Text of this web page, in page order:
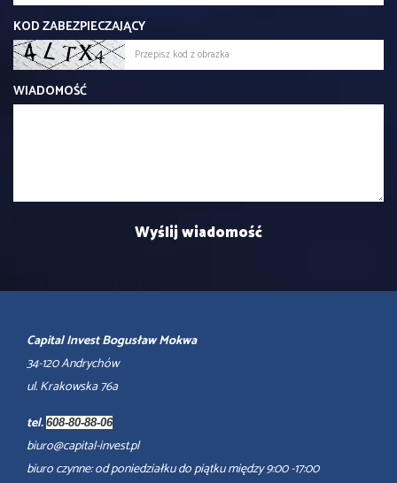
KOD ZABEZPIECZAJĄCY
WIADOMOŚĆ
Capital Invest Bogusław Mokwa
34-120 Andrychów
ul. Krakowska 76a
tel. 608-80-88-06
biuro@capital-invest.pl
biuro czynne: od poniedziałku do piątku między 9:00 -17:00